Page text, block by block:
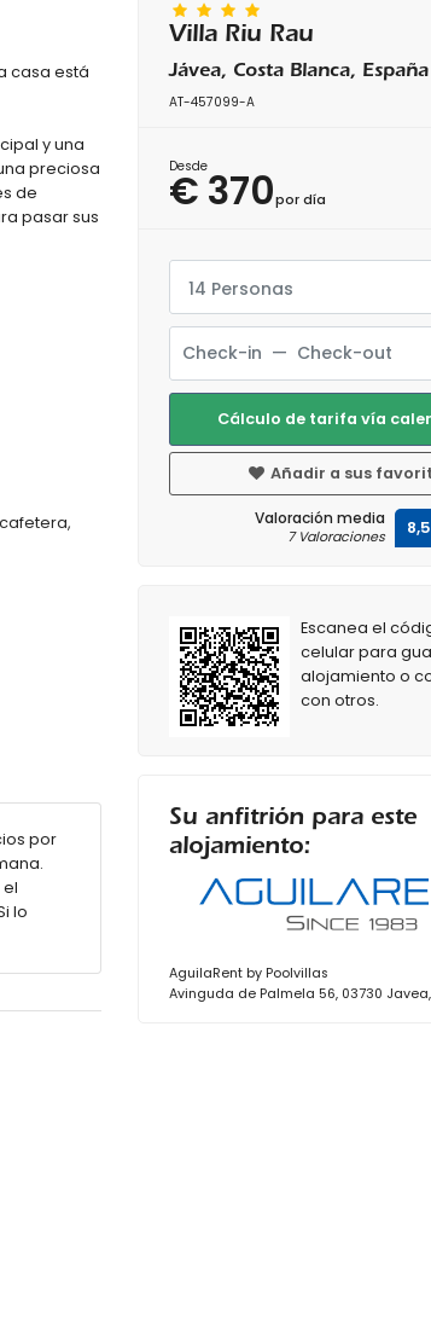
casa está
y una
preciosa
de
pasar sus
por
lo
Villa Riu Rau
Jávea, Costa Blanca, España
AT-457099-A
Desde
€ 370por día
14 Personas
Cálculo de tarifa vía
Añadir a sus
Valoración media
7 Valoraciones 8,5
Escanea el
celular para
alojamiento o
con otros.
Su anfitrión para este
alojamiento:
AguilaRent by Poolvillas
Avinguda de Palmela 56, 03730